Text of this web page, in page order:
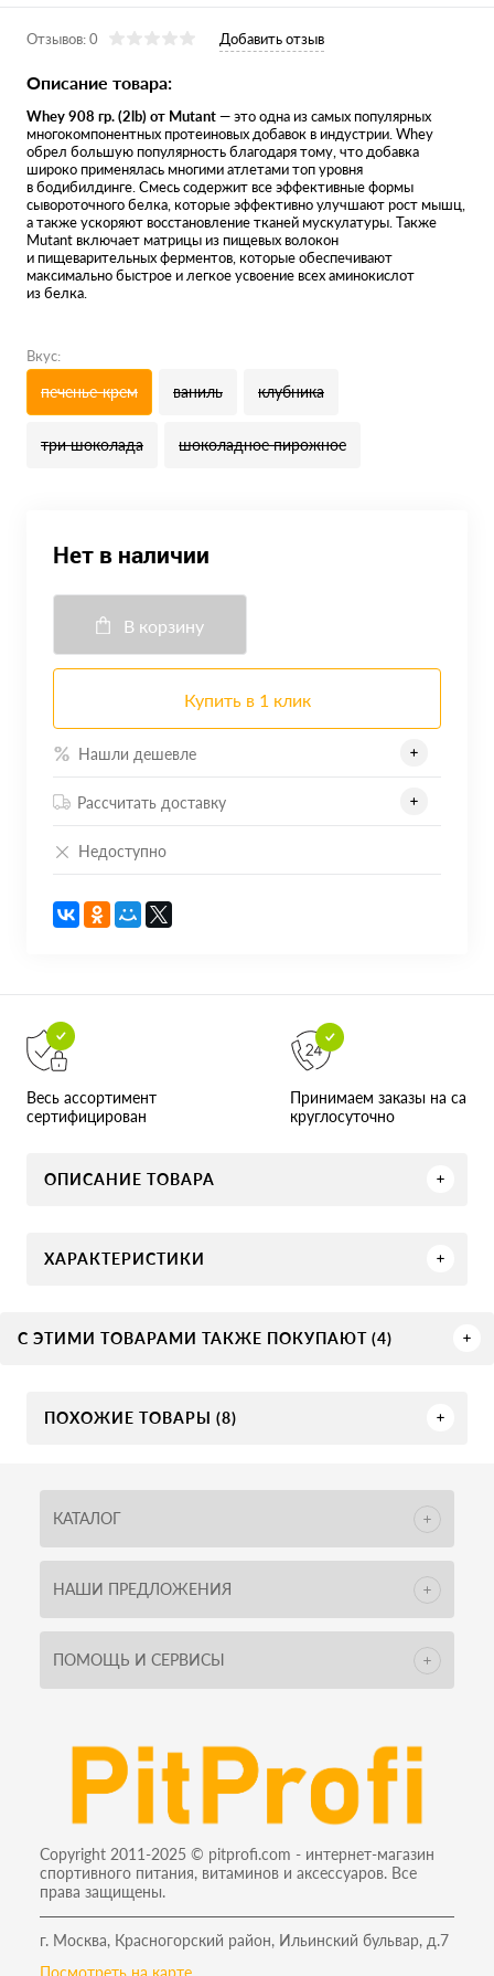
Отзывов: 0 Добавить отзыв
Описание товара:
Whey 908 гр. (2lb) от Mutant— это одна из самых популярных
многокомпонентных протеиновых добавок в индустрии. Whey
обрел большую популярность благодаря тому, что добавка
широко применялась многими атлетами топ уровня
в бодибилдинге. Смесь содержит все эффективные формы
сывороточного белка, которые эффективно улучшают рост мышц,
а также ускоряют восстановление тканей мускулатуры. Также
Mutant включает матрицы из пищевых волокон
и пищеварительных ферментов, которые обеспечивают
максимально быстрое и легкое усвоение всех аминокислот
из белка.
Вкус:
печенье-крем ваниль клубника
три шоколада шоколадное пирожное
Нет в наличии
В корзину
Купить в 1 клик
Нашли дешевле
Рассчитать доставку
Недоступно
Весь ассортимент
сертифицирован
Принимаем заказы на сайте
круглосуточно
ОПИСАНИЕ ТОВАРА
ХАРАКТЕРИСТИКИ
С ЭТИМИ ТОВАРАМИ ТАКЖЕ ПОКУПАЮТ (4)
ПОХОЖИЕ ТОВАРЫ (8)
КАТАЛОГ
НАШИ ПРЕДЛОЖЕНИЯ
ПОМОЩЬ И СЕРВИСЫ
Copyright 2011-2025 © pitprofi.com - интернет-магазин
спортивного питания, витаминов и аксессуаров. Все
права защищены.
г. Москва, Красногорский район, Ильинский бульвар, д.7